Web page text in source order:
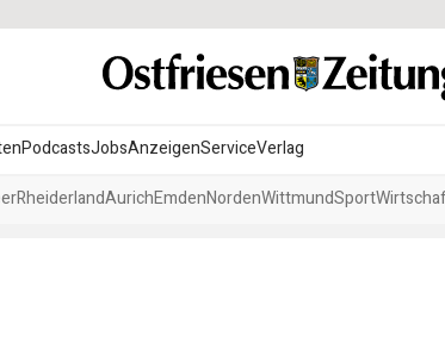
PodcastsJobsAnzeigenServiceVerlag
RheiderlandAurichEmdenNordenWittmundSport